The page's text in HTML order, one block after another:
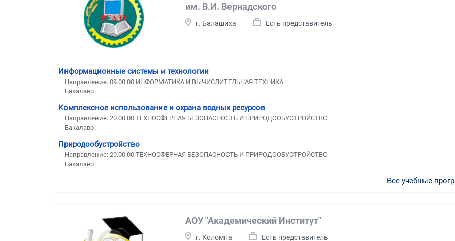
им. В.И. Вернадского
г. Балашиха Есть представитель
Информационные системы и технологии
Направление: 09.00.00 ИНФОРМАТИКА И ВЫЧИСЛИТЕЛЬНАЯ ТЕХНИКА
Бакалавр
Комплексное использование и охрана водных ресурсов
Направление: 20.00.00 ТЕХНОСФЕРНАЯ БЕЗОПАСНОСТЬ И ПРИРОДООБУСТРОЙСТВО
Бакалавр
Природообустройство
Направление: 20.00.00 ТЕХНОСФЕРНАЯ БЕЗОПАСНОСТЬ И ПРИРОДООБУСТРОЙСТВО
Бакалавр
Все учебные
АОУ "Академический Институт"
г. Коломна Есть представитель